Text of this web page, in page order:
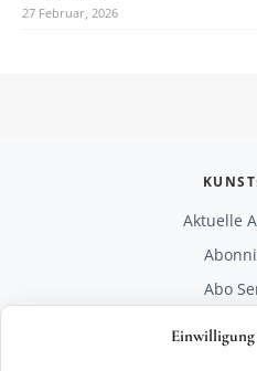
27 Februar, 2026
Aktuelle
Abo